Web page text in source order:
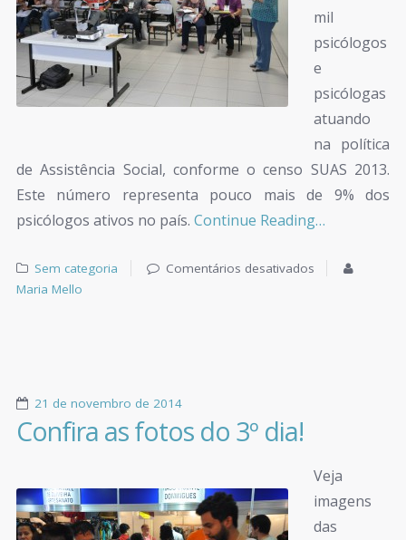
mil
psicólogos
e
psicólogas
atuando
na política
de Assistência Social, conforme o censo SUAS 2013.
Este número representa pouco mais de 9% dos
psicólogos ativos no país. Continue Reading…
Sem categoria
Comentários desativados
Maria Mello
21 de novembro de 2014
Confira as fotos do 3º dia!
Veja
imagens
das